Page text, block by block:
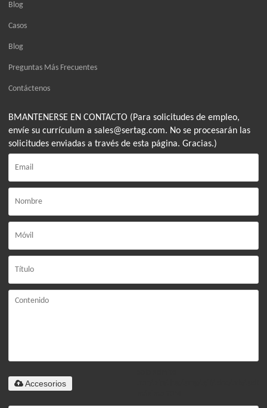
Blog
Casos
Blog
Preguntas Más Frecuentes
Contáctenos
BMANTENERSE EN CONTACTO (Para solicitudes de empleo,
envíe su currículum a sales@sertag.com. No se procesarán las
solicitudes enviadas a través de esta página. Gracias.)
Accesorios